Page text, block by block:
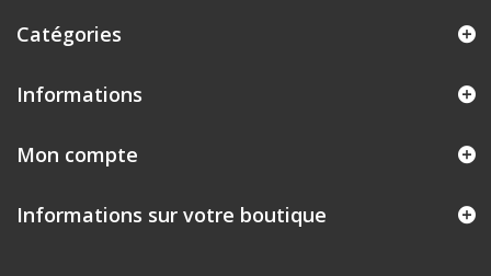
Catégories
Informations
Mon compte
Informations sur votre boutique